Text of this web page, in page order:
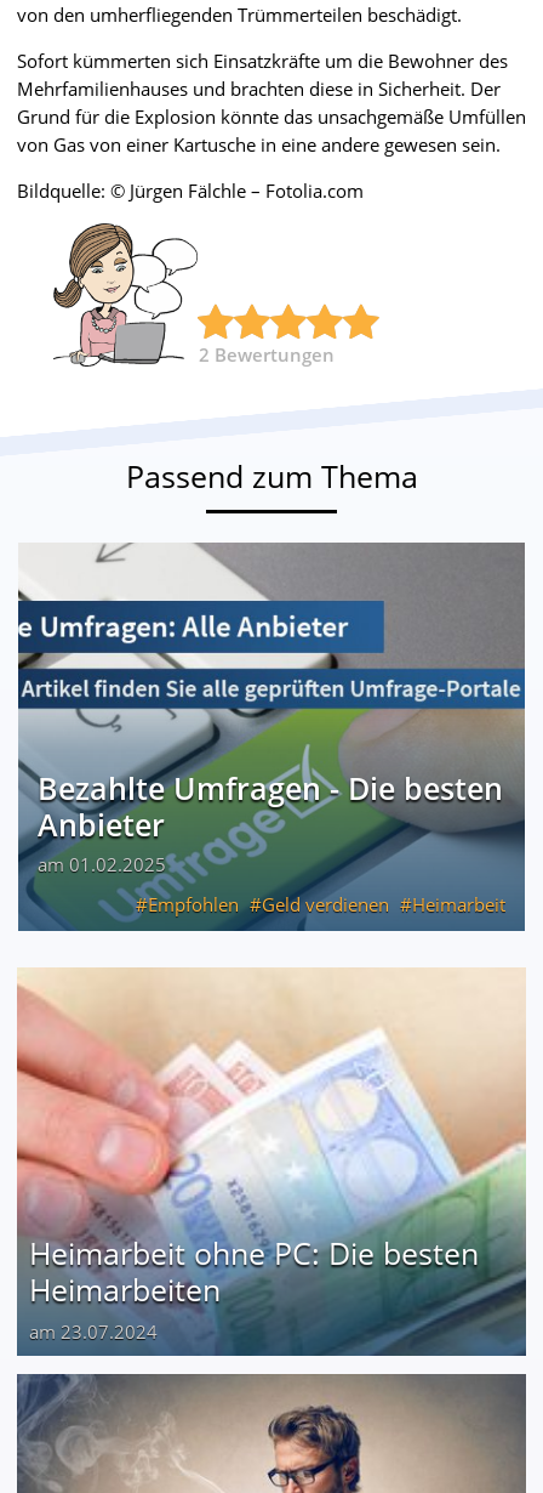
von den umherfliegenden Trümmerteilen beschädigt.
Sofort kümmerten sich Einsatzkräfte um die Bewohner des
Mehrfamilienhauses und brachten diese in Sicherheit. Der
Grund für die Explosion könnte das unsachgemäße Umfüllen
von Gas von einer Kartusche in eine andere gewesen sein.
Bildquelle: © Jürgen Fälchle – Fotolia.com
2 Bewertungen
Passend zum Thema
Bezahlte Umfragen - Die besten
Anbieter
am 01.02.2025
Empfohlen
Geld verdienen Heimarbeit
Heimarbeit ohne PC: Die besten
Heimarbeiten
am 23.07.2024